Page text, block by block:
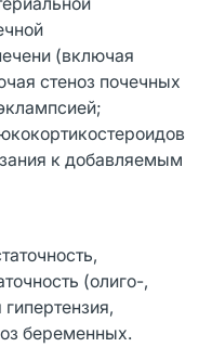
(включая
стеноз почечных
к добавляемым
(олиго-,
беременных.